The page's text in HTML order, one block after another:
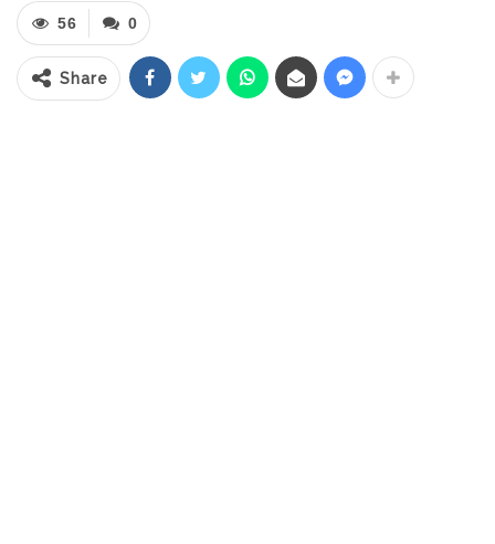
merupakan wujud dukungan terhadap
kegiatan positif di tengah masyarakat.
0
56
Share